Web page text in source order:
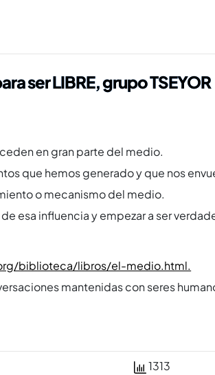
ser LIBRE, grupo TSEYOR
en gran parte del medio.
que hemos generado y que nos
o mecanismo del medio.
esa influencia y empezar a ser
biblioteca/libros/el-medio.html.
mantenidas con seres
1313